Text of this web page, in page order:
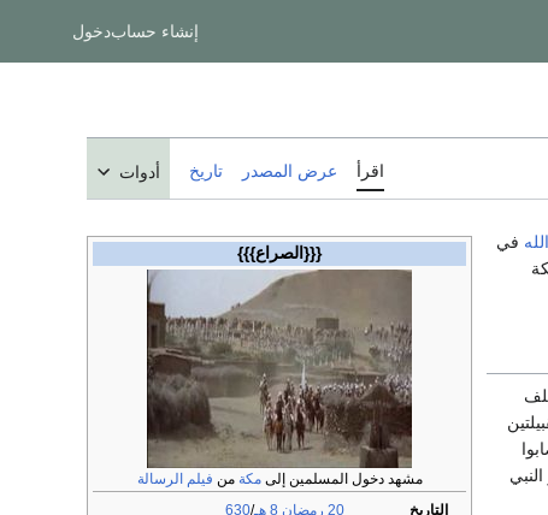
إنشاء حسابدخول
اقرأ عرض المصدر تاريخ أدوات
{{{الصراع}}}
مشهد دخول المسلمين إلىمكة من فيلم الرسالة
التاريخ
20 رمضان 8 هـ /
630
في